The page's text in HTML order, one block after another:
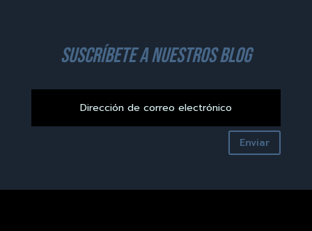
suscríbete a nuestros blog
Enviar